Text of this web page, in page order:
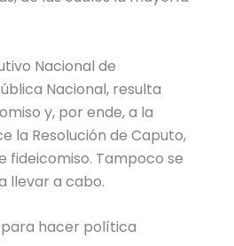
Nacional de
Nacional, resulta
y, por ende, a la
la Resolución de Caputo,
fideicomiso. Tampoco se
llevar a cabo.
para hacer política